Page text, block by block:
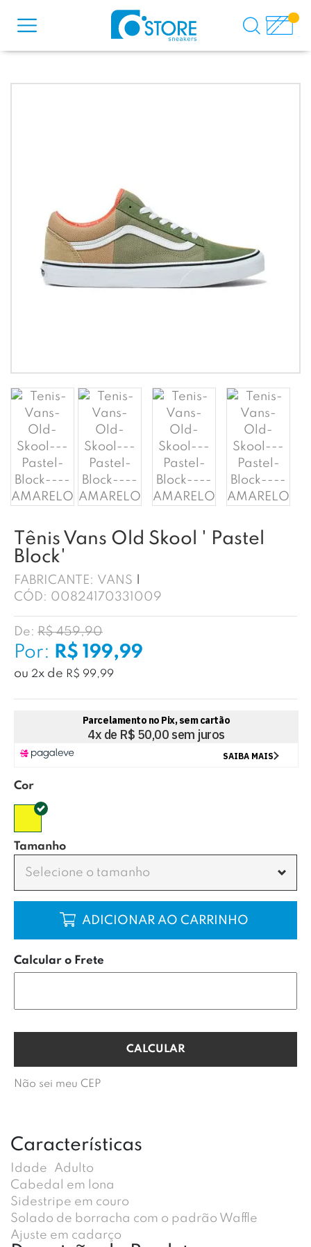
Tênis Vans Old Skool ' Pastel
Block'
FABRICANTE: VANS
CÓD: 00824170331009
De: R$ 459,90
Por: R$ 199,99
ou 2x de R$ 99,99
Cor
Tamanho
Selecione o tamanho
COMPRAR
Calcular o Frete
Não sei meu CEP
Características
Idade
Adulto
Cabedal em lona
Sidestripe em couro
Solado de borracha com o padrão Waffle
Ajuste em cadarço